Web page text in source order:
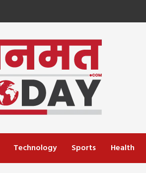
Technology Sports Health